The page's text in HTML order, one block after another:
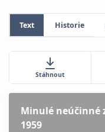
Text Historie
Stáhnout
Minulé neúčinné
1959